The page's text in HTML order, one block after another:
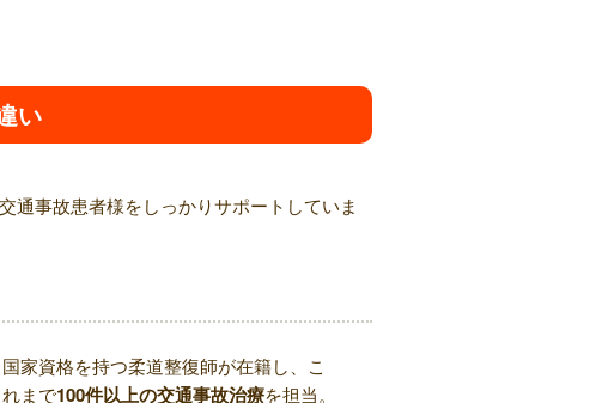
い
通事故患者様をしっかりサポートしていま
国家資格を持つ柔道整復師が在籍し、こ
れまで100件以上の交通事故治療を担当。